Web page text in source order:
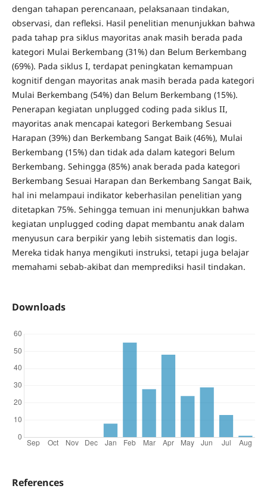
dengan tahapan perencanaan, pelaksanaan tindakan,
observasi, dan refleksi. Hasil penelitian menunjukkan bahwa
pada tahap pra siklus mayoritas anak masih berada pada
kategori Mulai Berkembang (31%) dan Belum Berkembang
(69%). Pada siklus I, terdapat peningkatan kemampuan
kognitif dengan mayoritas anak masih berada pada kategori
Mulai Berkembang (54%) dan Belum Berkembang (15%).
Penerapan kegiatan unplugged coding pada siklus II,
mayoritas anak mencapai kategori Berkembang Sesuai
Harapan (39%) dan Berkembang Sangat Baik (46%), Mulai
Berkembang (15%) dan tidak ada dalam kategori Belum
Berkembang. Sehingga (85%) anak berada pada kategori
Berkembang Sesuai Harapan dan Berkembang Sangat Baik,
hal ini melampaui indikator keberhasilan penelitian yang
ditetapkan 75%. Sehingga temuan ini menunjukkan bahwa
kegiatan unplugged coding dapat membantu anak dalam
menyusun cara berpikir yang lebih sistematis dan logis.
Mereka tidak hanya mengikuti instruksi, tetapi juga belajar
memahami sebab-akibat dan memprediksi hasil tindakan.
Downloads
References